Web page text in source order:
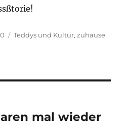
Kategorien
Teddys und Kultur,zuhause
mal wieder